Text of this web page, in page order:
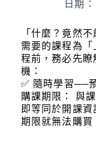
日期
「什麼？竟然
需要的課程為
程前，務必先瞭
機：
✅ 隨時學習──
購課期限： 與
即等同於開課
期限就無法購買